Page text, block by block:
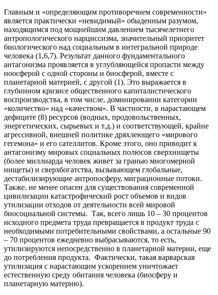
Главным и «определяющим противоречием современности»
является практически «невидимый» обыденным разумом,
находящимся под мощнейшим давлением тысячелетнего
антропологического нарциссизма, значительный приоритет
биологического над социальным в интегральной природе
человека (1,6,7). Результат данного фундаментального
антагонизма проявляется в углубляющейся пропасти между
ноосферой с одной стороны и биосферой, вместе с
планетарной материей, с другой (1). Это выражается в
глубинном кризисе общественного капиталистического
воспроизводства, в том числе, доминировании категории
«количество» над «качеством». В частности, в нарастающем
дефиците (8) ресурсов (водных, продовольственных,
энергетических, сырьевых и т.д.) и соответствующей, крайне
агрессивной, внешней политике дряхлеющего «мирового
гегемона» и его сателлитов. Кроме этого, оно приводит к
антагонизму мировых социальных полюсов сверхнищеты
(более миллиарда человек живет за гранью многомерной
нищеты) и сверхбогатства, вызывающем глобальные,
дестабилизирующие антропосферу, миграционные потоки.
Также, не менее опасен для существования современной
цивилизации катастрофический рост объемов и видов
утилизации отходов от деятельности всей мировой
биосоциальной системы. Так, всего лишь 10 – 30 процентов
исходного предмета труда превращается в продукт труда с
необходимыми потребительными свойствами, а остальные 90
– 70 процентов ежедневно выбрасываются, то есть,
утилизируются непосредственно в планетарной материи, еще
до потребления продукта. Фактически, такая варварская
утилизация с нарастающим ускорением уничтожает
естественную среду обитания человека (биосферу и
планетарную материю).